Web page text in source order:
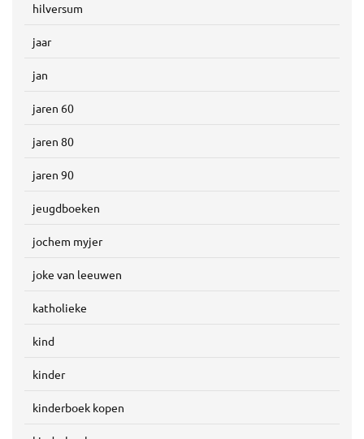
hilversum
jaar
jan
jaren 60
jaren 80
jaren 90
jeugdboeken
jochem myjer
joke van leeuwen
katholieke
kind
kinder
kinderboek kopen